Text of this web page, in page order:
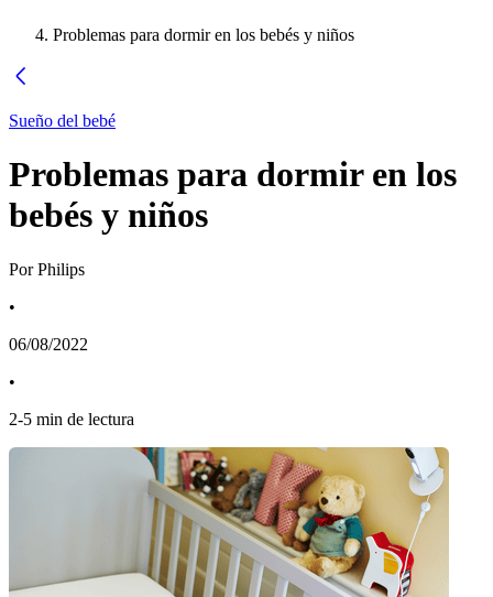
Problemas para dormir en los bebés y niños
Sueño del bebé
Problemas para dormir en los
bebés y niños
Por Philips
•
06/08/2022
•
2-5 min de lectura